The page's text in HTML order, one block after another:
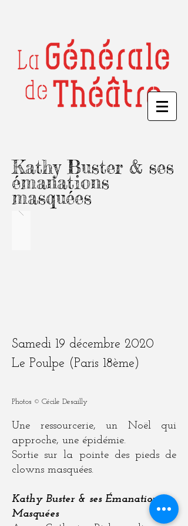
Kathy Buster & ses
émanations
masquées
Samedi 19 décembre 2020
Le Poulpe (Paris 18ème)
Photos © Cécile Desailly
Une ressourcerie, un Noël qui
approche, une épidémie.
Sortie sur la pointe des pieds de
clowns masquées.
Kathy Buster & ses Émanations
Masquées